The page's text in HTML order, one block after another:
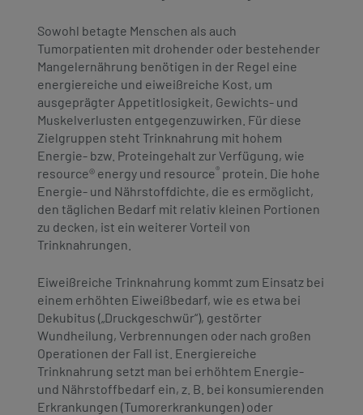
Sowohl betagte Menschen als auch
Tumorpatienten mit drohender oder bestehender
Mangelernährung benötigen in der Regel eine
energiereiche und eiweißreiche Kost, um
ausgeprägter Appetitlosigkeit, Gewichts- und
Muskelverlusten entgegenzuwirken. Für diese
Zielgruppen steht Trinknahrung mit hohem
Energie- bzw. Proteingehalt zur Verfügung, wie
resource® energy und resource®protein. Die hohe
Energie- und Nährstoffdichte, die es ermöglicht,
den täglichen Bedarf mit relativ kleinen Portionen
zu decken, ist ein weiterer Vorteil von
Trinknahrungen.
Eiweißreiche Trinknahrung kommt zum Einsatz bei
einem erhöhten Eiweißbedarf, wie es etwa bei
Dekubitus („Druckgeschwür“), gestörter
Wundheilung, Verbrennungen oder nach großen
Operationen der Fall ist. Energiereiche
Trinknahrung setzt man bei erhöhtem Energie-
und Nährstoffbedarf ein, z. B. bei konsumierenden
Erkrankungen (Tumorerkrankungen) oder